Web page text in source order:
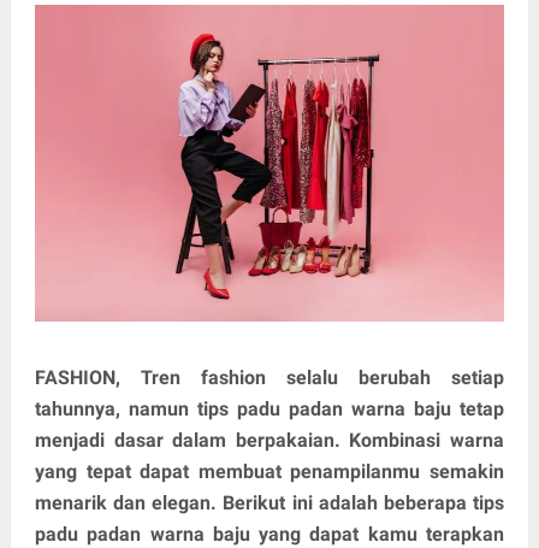
FASHION, Tren fashion selalu berubah setiap
tahunnya, namun tips padu padan warna baju tetap
menjadi dasar dalam berpakaian. Kombinasi warna
yang tepat dapat membuat penampilanmu semakin
menarik dan elegan. Berikut ini adalah beberapa tips
padu padan warna baju yang dapat kamu terapkan